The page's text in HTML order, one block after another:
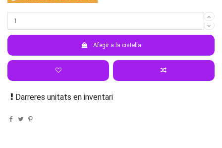
Afegir a la cistella
Darreres unitats en inventari